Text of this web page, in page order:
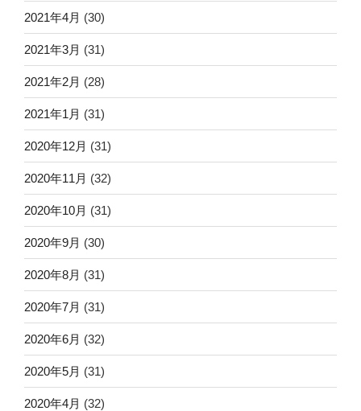
2021年4月 (30)
2021年3月 (31)
2021年2月 (28)
2021年1月 (31)
2020年12月 (31)
2020年11月 (32)
2020年10月 (31)
2020年9月 (30)
2020年8月 (31)
2020年7月 (31)
2020年6月 (32)
2020年5月 (31)
2020年4月 (32)